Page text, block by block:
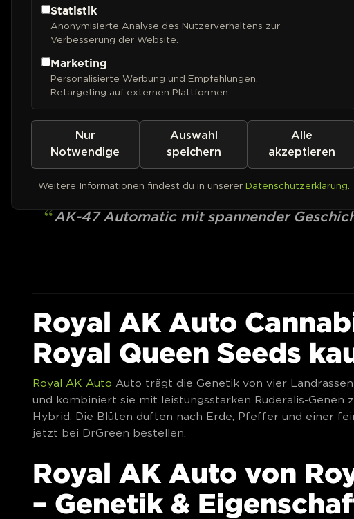
ROYAL QUEEN SEEDS
Royal AK Auto
•
AK-47 Automatic mit spannender
Royal AK Auto
Royal Queen Seeds
Royal AK Auto Auto trägt die Genetik von vier
und kombiniert sie mit leistungsstarken Ruderalis-Genen
Hybrid. Die Blüten duften nach Erde, Pfeffer und einer
jetzt bei DrGreen bestellen.
Royal AK Auto von
– Genetik &
Statistik
Anonymisierte Analyse des Nutzerverhaltens zur
Verbesserung der Website.
Marketing
Personalisierte Werbung und Empfehlungen.
Retargeting auf externen Plattformen.
Nur
Notwendige
Auswahl
speichern
Alle
akzeptieren
Weitere Informationen findest du in unserer Datenschutzerklärung